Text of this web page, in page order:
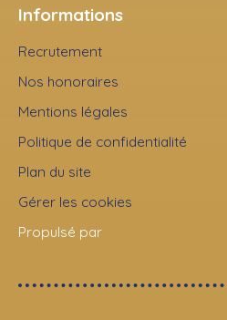
Informations
Recrutement
Nos honoraires
Mentions légales
Politique de confidentialité
Plan du site
Gérer les cookies
Propulsé par